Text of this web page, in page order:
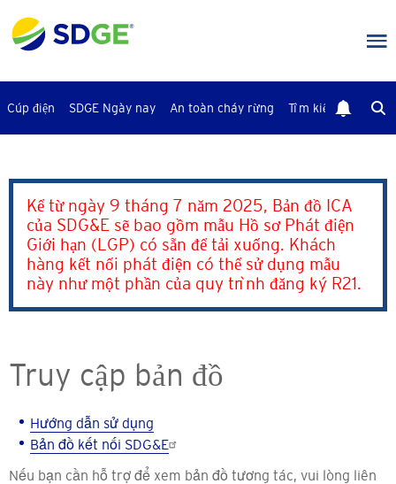
qua
Cúp điện SDGE Ngày nay An toàn cháy rừng Tìm kiếm Liên
Kể từ ngày 9 tháng 7 năm 2025, Bản đồ ICA
của SDG&E sẽ bao gồm mẫu Hồ sơ Phát điện
Giới hạn (LGP) có sẵn để tải xuống. Khách
hàng kết nối phát điện có thể sử dụng mẫu
này như một phần của quy trình đăng ký R21.
Truy cập bản đồ
Hướng dẫn sử dụng
Bản đồ kết nối SDG&E
Nếu bạn cần hỗ trợ để xem bản đồ tương tác, vui lòng liên